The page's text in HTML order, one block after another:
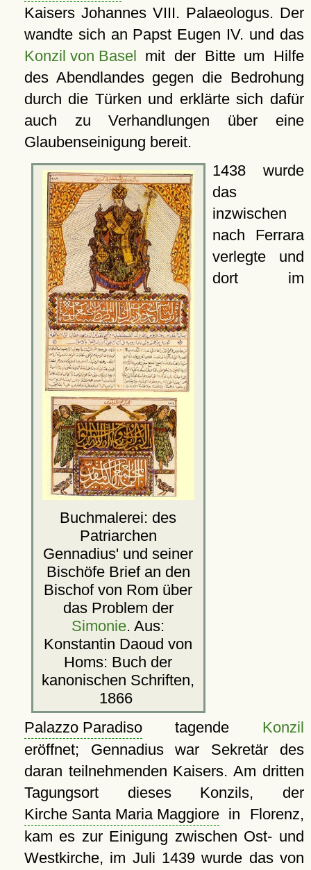
Kaisers Johannes VIII. Palaeologus. Der
wandte sich an Papst Eugen IV. und das
Konzil von Basel mit der Bitte um Hilfe
des Abendlandes gegen die Bedrohung
durch die Türken und erklärte sich dafür
auch zu Verhandlungen über eine
Glaubenseinigung bereit.
Buchmalerei: des
Patriarchen
Gennadius' und seiner
Bischöfe Brief an den
Bischof von Rom über
das Problem der
Simonie. Aus:
Konstantin Daoud von
Homs: Buch der
kanonischen Schriften,
1866
1438 wurde
das
inzwischen
nach Ferrara
verlegte und
dort im
Palazzo Paradisotagende Konzil
eröffnet; Gennadius war Sekretär des
daran teilnehmenden Kaisers. Am dritten
Tagungsort dieses Konzils, der
Kirche Santa Maria Maggiorein Florenz,
kam es zur Einigung zwischen Ost- und
Westkirche, im Juli 1439 wurde das von